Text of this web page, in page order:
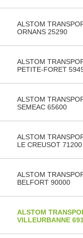
ALSTOM
ORNANS 25290
ALSTOM
PETITE-FORET
ALSTOM
SEMEAC 65600
ALSTOM
LE CREUSOT 71200
ALSTOM
BELFORT 90000
ALSTOM
VILLEURBANNE